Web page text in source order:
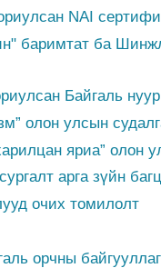
NAI
баримтат ба
Байгаль
олон улсын
яриа” олон
арга зүйн
очих томилолт
орчны